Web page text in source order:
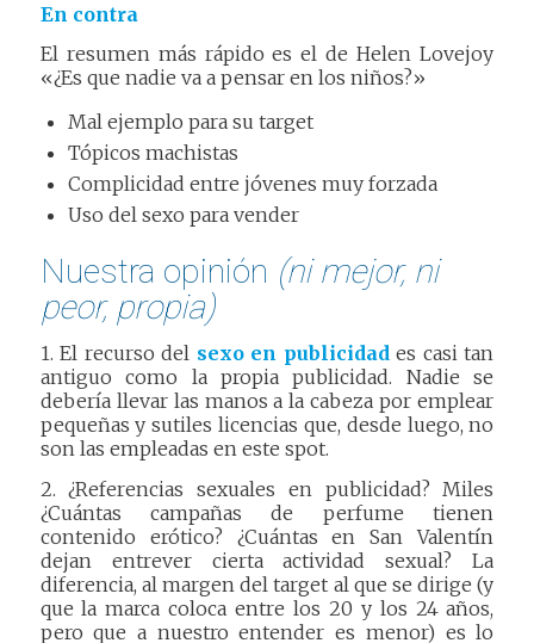
En contra
El resumen más rápido es el de Helen Lovejoy
«¿Es que nadie va a pensar en los niños?»
Mal ejemplo para su target
Tópicos machistas
Complicidad entre jóvenes muy forzada
Uso del sexo para vender
Nuestra opinión (ni mejor, ni
peor, propia)
1. El recurso del sexo en publicidades casi tan
antiguo como la propia publicidad. Nadie se
debería llevar las manos a la cabeza por emplear
pequeñas y sutiles licencias que, desde luego, no
son las empleadas en este spot.
2. ¿Referencias sexuales en publicidad? Miles
¿Cuántas campañas de perfume tienen
contenido erótico? ¿Cuántas en San Valentín
dejan entrever cierta actividad sexual? La
diferencia, al margen del target al que se dirige (y
que la marca coloca entre los 20 y los 24 años,
pero que a nuestro entender es menor) es lo